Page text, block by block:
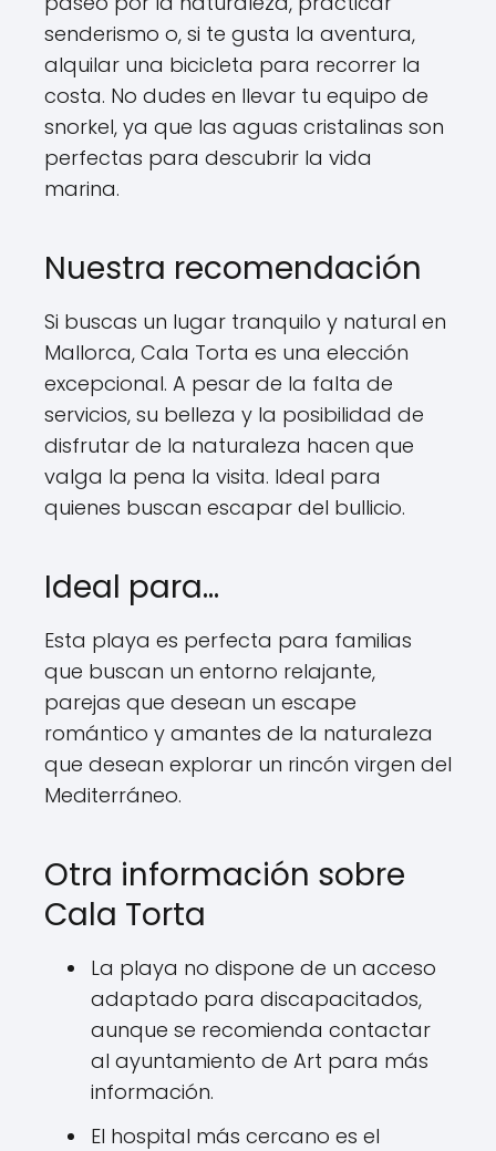
senderismo o, si te gusta la aventura,
alquilar una bicicleta para recorrer la
costa. No dudes en llevar tu equipo de
snorkel, ya que las aguas cristalinas son
perfectas para descubrir la vida
marina.
Nuestra recomendación
Si buscas un lugar tranquilo y natural en
Mallorca, Cala Torta es una elección
excepcional. A pesar de la falta de
servicios, su belleza y la posibilidad de
disfrutar de la naturaleza hacen que
valga la pena la visita. Ideal para
quienes buscan escapar del bullicio.
Ideal para…
Esta playa es perfecta para familias
que buscan un entorno relajante,
parejas que desean un escape
romántico y amantes de la naturaleza
que desean explorar un rincón virgen del
Mediterráneo.
Otra información sobre
Cala Torta
La playa no dispone de un acceso
adaptado para discapacitados,
aunque se recomienda contactar
al ayuntamiento de Art para más
información.
El hospital más cercano es el